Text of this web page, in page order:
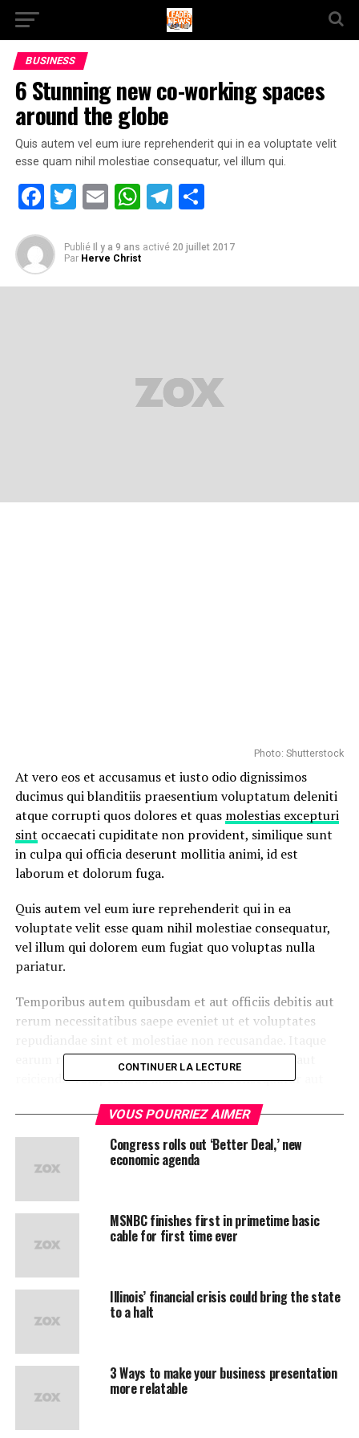
BUSINESS
6 Stunning new co-working spaces
around the globe
Quis autem vel eum iure reprehenderit qui in ea voluptate velit
esse quam nihil molestiae consequatur, vel illum qui.
Facebook
Twitter
EmailWhatsApp
Telegram
Partager
Publié Il y a 9 ans activé 20 juillet 2017
Par Herve Christ
Photo: Shutterstock
At vero eos et accusamus et iusto odio dignissimos
ducimus qui blanditiis praesentium voluptatum deleniti
atque corrupti quos dolores et quas molestias excepturi
sint occaecati cupiditate non provident, similique sunt
in culpa qui officia deserunt mollitia animi, id est
laborum et dolorum fuga.
Quis autem vel eum iure reprehenderit qui in ea
voluptate velit esse quam nihil molestiae consequatur,
vel illum qui dolorem eum fugiat quo voluptas nulla
pariatur.
Temporibus autem quibusdam et aut officiis debitis aut
rerum necessitatibus saepe eveniet ut et voluptates
earum rerum hictenetur a sapientedelectus, ut aut
reiciendis voluptatibus maiores alias consequatur aut
Lorem ipsum dolor sit amet, consectetur adipisicing elit,
sed do eiusmod tempor incididunt ut labore et dolore
magna aliqua. Ut enim
ad minim veniam
commodo consequat.
« Duis aute irure dolor in
reprehenderit in voluptate
velit esse cillum dolore eu
fugiat »
Nemo enim ipsam voluptatem quia voluptas sit
aspernatur aut odit aut fugit, sed quia consequuntur
CONTINUER LA LECTURE
VOUS POURRIEZ AIMER
Congress rolls out ‘Better Deal,’ new
economic agenda
MSNBC finishes first in primetime basic
cable for first time ever
Illinois’ financial crisis could bring the state
to a halt
3 Ways to make your business presentation
more relatable